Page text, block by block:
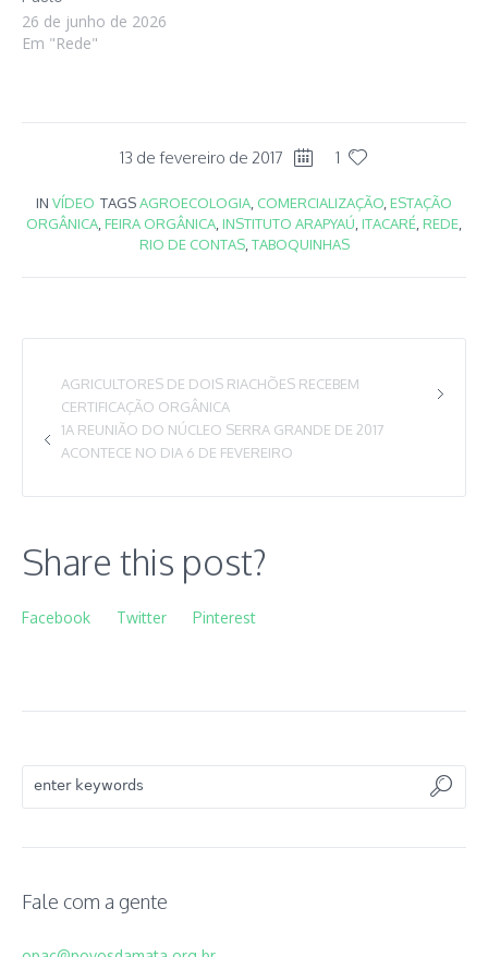
26 de junho de 2026
Em "Rede"
13 de fevereiro de 2017 1
IN VÍDEO TAGSAGROECOLOGIA COMERCIALIZAÇÃO ESTAÇÃO
ORGÂNICA FEIRA ORGÂNICA INSTITUTO ARAPYAÚ ITACARÉ REDE
RIO DE CONTAS, TABOQUINHAS
AGRICULTORES DE DOIS RIACHÕES RECEBEM
CERTIFICAÇÃO ORGÂNICA
1A REUNIÃO DO NÚCLEO SERRA GRANDE DE 2017
ACONTECE NO DIA 6 DE FEVEREIRO
Share this post?
Facebook Twitter Pinterest
Fale com a gente